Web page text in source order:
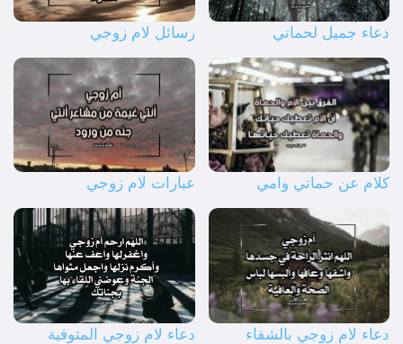
دعاء جميل لحماتي رسائل لام زوجي
كلام عن حماتي وامي عبارات لام زوجي
دعاء لام زوجي بالشفاء دعاء لام زوجي المتوفية